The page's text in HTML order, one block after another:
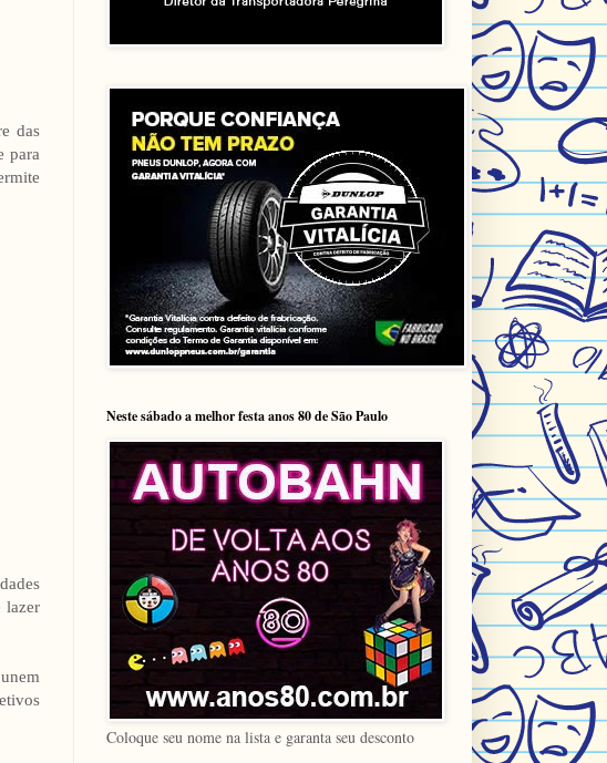
das
para
lazer
Neste sábado a melhor festa anos 80 de São Paulo
Coloque seu nome na lista e garanta seu desconto